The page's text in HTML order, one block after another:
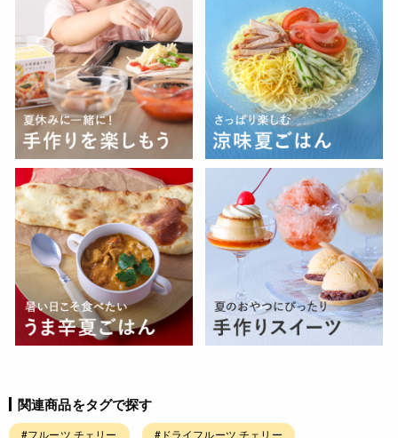
関連商品をタグで探す
#フルーツ チェリー #ドライフルーツ チェリー